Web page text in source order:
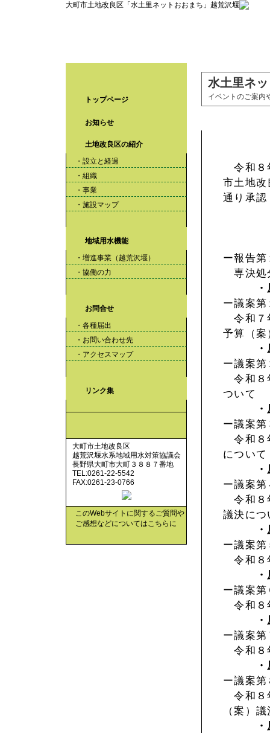
大町市土地改良区「水土里ネットおおまち」越荒沢堰
水土里ネ
イベントのご案内
令和８
市土地
通り承
ー報告
専決処
ー議案
令和７
予算（
ー議案
令和８
ついて
ー議案
令和８
について
ー議案
令和８
議決につ
ー議案
令和８
ー議案
令和８
ー議案
令和８
ー議案
令和８
（案）
トップページ
お知らせ
土地改良区の紹介
・設立と経過
・組織
・事業
・施設マップ
地域用水機能
・増進事業（越荒沢堰）
・協働の力
お問合せ
・各種届出
・お問い合わせ先
・アクセスマップ
リンク集
大町市土地改良区
越荒沢堰水系地域用水対策協議会
長野県大町市大町３８８７番地
TEL:0261-22-5542
FAX:0261-23-0766
このWebサイトに関するご質問や
ご感想などについてはこちらに